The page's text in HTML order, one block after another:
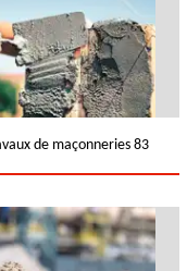
de maçonneries 83